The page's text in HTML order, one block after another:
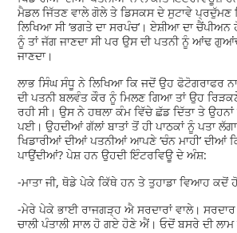
ਮੈਡਲ ਜਿੱਤਣ ਵਾਲੇ ਗੋਲੇ ਤੇ ਡਿਸਕਸ ਦੇ ਸੁਟਾਵੇ ਪ੍ਰਦੁੱਮਣ
ਲਿਖਿਆ ਸੀ ‘ਭਗਤੇ ਦਾ ਸਰਪੰਚ’। ਏਸ਼ੀਆ ਦਾ
ਨੂੰ ਤਾਂ ਜੱਗ ਜਾਣਦਾ ਸੀ ਪਰ ਉਸ ਦੀ ਪਤਨੀ ਨੂੰ ਆਂਢ
ਜਾਣਦਾ।
ਲਾਭ ਸਿੰਘ ਸੰਧੂ ਨੇ ਲਿਖਿਆ ਕਿ ਜਦੋਂ ਉਹ ਫੋਟੋਗਰਾਫਰ
ਦੀ ਪਤਨੀ ਬਲਵੰਤ ਕੌਰ ਨੂੰ ਮਿਲਣ ਗਿਆ ਤਾਂ ਉਹ
ਰਹੀ ਸੀ। ਉਸ ਨੇ ਹਥਲਾ ਕੰਮ ਵਿੱਚੇ ਛੱਡ ਦਿੱਤਾ ਤੇ
ਪਈ। ਉਹਦੀਆਂ ਗੱਲਾਂ ਬਾਤਾਂ ਤੋਂ ਹੀ ਪਾਠਕਾਂ ਨੂੰ ਪਤਾ
ਖਿਡਾਰੀਆਂ ਦੀਆਂ ਪਤਨੀਆਂ ਆਪਣੇ ‘ਚੰਨ ਮਾਹੀ’ ਦੀਆਂ
ਪਾਉਂਦੀਆਂ? ਪੇਸ਼ ਹਨ ਉਹਦੀ ਇੰਟਰਵਿਊ ਦੇ ਅੰਸ਼:
-ਮਾਤਾ ਜੀ, ਥੋਡੇ ਪੇਕੇ ਕਿੱਥੇ ਹਨ ਤੇ ਤੁਹਾਡਾ ਵਿਆਹ
-ਮੇਰੇ ਪੇਕੇ ਭਾਈ ਰਾਜਗੜ੍ਹ ਐ ਸਰਦਾਰਾਂ ਵਾਲੇ।
ਚਾਲੀ ਪੰਤਾਲੀ ਸਾਲ ਹੋ ਗਏ ਹੋਣੇ ਐਂ। ਓਦੋਂ ਬਸਰੇ ਦੀ ਲਾਮ